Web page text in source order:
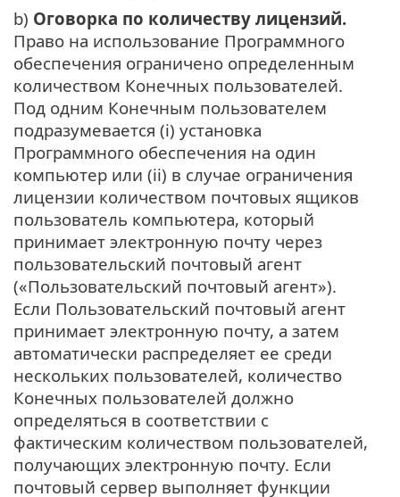
b) Оговорка по количеству лицензий.
Право на использование Программного
обеспечения ограничено определенным
количеством Конечных пользователей.
Под одним Конечным пользователем
подразумевается (i) установка
Программного обеспечения на один
компьютер или (ii) в случае ограничения
лицензии количеством почтовых ящиков
пользователь компьютера, который
принимает электронную почту через
пользовательский почтовый агент
(«Пользовательский почтовый агент»).
Если Пользовательский почтовый агент
принимает электронную почту, а затем
автоматически распределяет ее среди
нескольких пользователей, количество
Конечных пользователей должно
определяться в соответствии с
фактическим количеством пользователей,
получающих электронную почту. Если
почтовый сервер выполняет функции